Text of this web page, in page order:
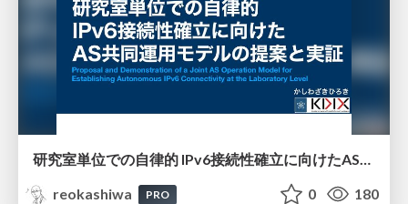
研究室単位での自律的 IPv6接続性確立に向けたAS共同運用モデルの提案と実証
reokashiwa
PRO 0 180